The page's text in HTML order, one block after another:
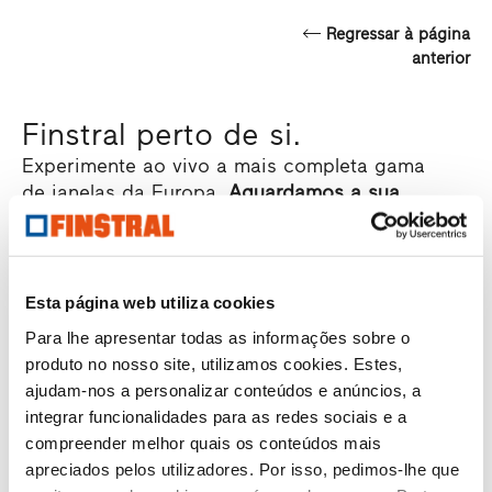
Esta página web utiliza cookies
Para lhe apresentar todas as informações sobre o
produto no nosso site, utilizamos cookies. Estes,
ajudam-nos a personalizar conteúdos e anúncios, a
integrar funcionalidades para as redes sociais e a
compreender melhor quais os conteúdos mais
apreciados pelos utilizadores. Por isso, pedimos-lhe que
Regressar à página
anterior
Finstral perto de si.
Experimente ao vivo a mais completa gama
de janelas da Europa. Aguardamos a sua
visita!
Introduzir CP ou localidade